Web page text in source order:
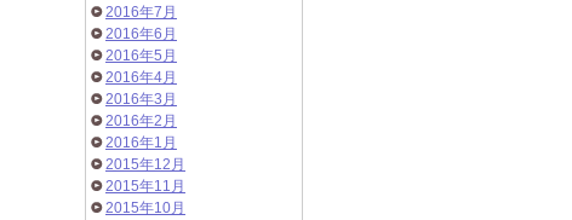
2016年7月
2016年6月
2016年5月
2016年4月
2016年3月
2016年2月
2016年1月
2015年12月
2015年11月
2015年10月